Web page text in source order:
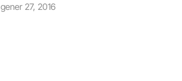
gener 27, 2016